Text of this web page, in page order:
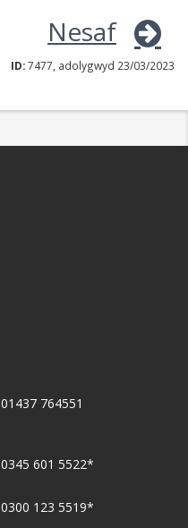
Nesaf
ID:7477, adolygwyd 23/03/2023
01437 764551
0345 601 5522*
0300 123 5519*